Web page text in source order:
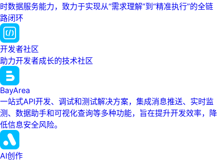
时数据服务能力，致力于实现从“需求理解”到“精准执行”的全链
路闭环
开发者社区
助力开发者成长的技术社区
BayArea
一站式API开发、调试和测试解决方案，集成消息推送、实时监
测、数据助手和可视化查询等多种功能，旨在提升开发效率，降
低信息安全风险。
AI创作